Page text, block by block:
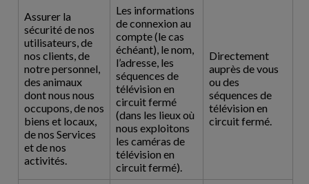
Assurer la
sécurité de nos
utilisateurs, de
nos clients, de
notre personnel,
des animaux
dont nous nous
occupons, de nos
biens et locaux,
de nos Services
et de nos
activités.
Les informations
de connexion au
compte (le cas
échéant), le nom,
l’adresse, les
séquences de
télévision en
circuit fermé
(dans les lieux où
nous exploitons
les caméras de
télévision en
circuit fermé).
Directement
auprès de vous
ou des
séquences de
télévision en
circuit fermé.